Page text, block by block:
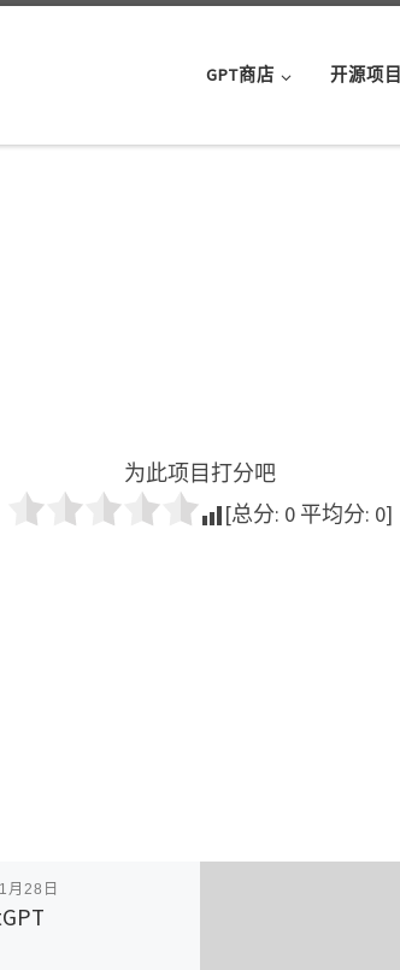
GPT商店 开源项目
为此项目打分吧
[总分: 0 平均分: 0]
月28日